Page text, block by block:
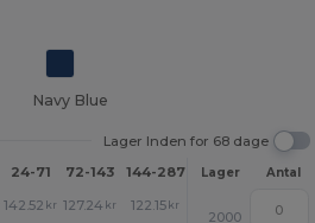
Navy Blue
Lager Inden for 68 dage
24-71 72-143 144-287 288 + Mere
Lager Antal
142.52 kr 127.24 kr 122.15 kr +
2000